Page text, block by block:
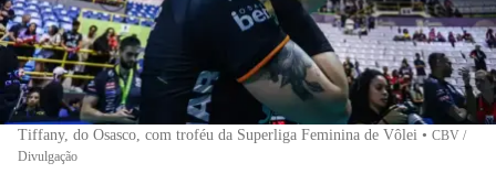
Tiffany, do Osasco, com troféu da Superliga Feminina de Vôlei • CBV /
Divulgação